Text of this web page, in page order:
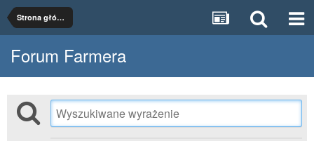
Strona główna
Forum Farmera